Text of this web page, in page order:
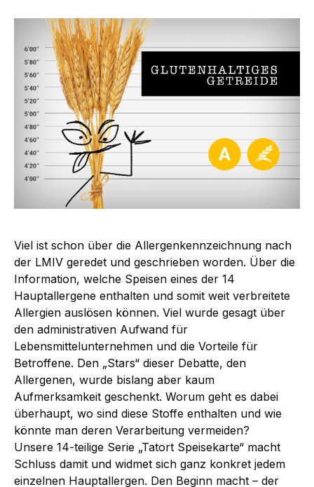
Viel ist schon über die Allergenkennzeichnung nach
der LMIV geredet und geschrieben worden. Über die
Information, welche Speisen eines der 14
Hauptallergene enthalten und somit weit verbreitete
Allergien auslösen können. Viel wurde gesagt über
den administrativen Aufwand für
Lebensmittelunternehmen und die Vorteile für
Betroffene. Den „Stars“ dieser Debatte, den
Allergenen, wurde bislang aber kaum
Aufmerksamkeit geschenkt. Worum geht es dabei
überhaupt, wo sind diese Stoffe enthalten und wie
könnte man deren Verarbeitung vermeiden?
Unsere 14-teilige Serie „Tatort Speisekarte“ macht
Schluss damit und widmet sich ganz konkret jedem
einzelnen Hauptallergen. Den Beginn macht – der